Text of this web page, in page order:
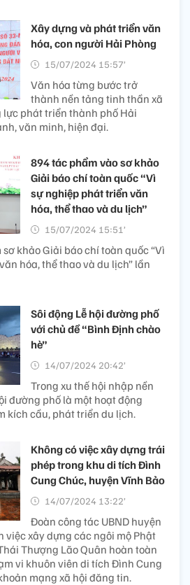
Xây dựng và phát triển văn
hóa, con người Hải Phòng
15/07/2024 15:57’
Văn hóa từng bước trở
thành nền tảng tinh thần xã
lực phát triển thành phố Hải
văn minh, hiện đại.
894 tác phẩm vào sơ khảo
Giải báo chí toàn quốc “Vì
sự nghiệp phát triển văn
hóa, thể thao và du lịch”
15/07/2024 15:51’
khảo Giải báo chí toàn quốc “Vì
hóa, thể thao và du lịch” lần
Sôi động Lễ hội đường phố
với chủ đề “Bình Định chào
hè”​
14/07/2024 20:42’
Trong xu thế hội nhập nền
đường phố là một hoạt động
kích cầu, phát triển du lịch.
Không có việc xây dựng trái
phép trong khu di tích Đình
Cung Chúc, huyện Vĩnh Bảo
14/07/2024 13:22’
Đoàn công tác UBND huyện
việc xây dựng các ngôi mộ Phật
Thượng Lão Quân hoàn toàn
vi khuôn viên di tích Đình Cung
mạng xã hội đăng tin.